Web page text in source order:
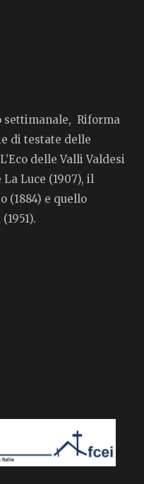
settimanale, Riforma
di testate delle
delle Valli Valdesi
Luce (1907), il
(1884) e quello